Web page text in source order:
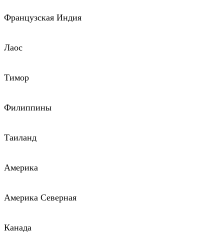
Французская Индия
Лаос
Тимор
Филиппины
Таиланд
Америка
Америка Северная
Канада